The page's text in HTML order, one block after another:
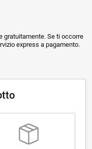
gratuitamente. Se ti occorre
express a pagamento.